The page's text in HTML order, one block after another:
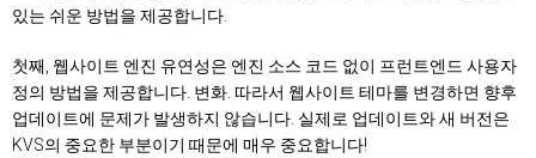
있는 쉬운 방법을 제공합니다.
첫째, 웹사이트 엔진 유연성은 엔진 소스 코드 없이 프런트엔드 사용자
정의 방법을 제공합니다. 변화. 따라서 웹사이트 테마를 변경하면 향후
업데이트에 문제가 발생하지 않습니다. 실제로 업데이트와 새 버전은
KVS의 중요한 부분이기 때문에 매우 중요합니다!